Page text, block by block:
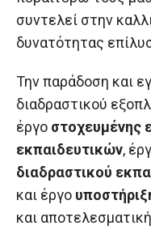
συντελεί στην
δυνατότητας
Την παράδοση και
διαδραστικού
έργο στοχευμένης
εκπαιδευτικών,
διαδραστικού
και έργο
και